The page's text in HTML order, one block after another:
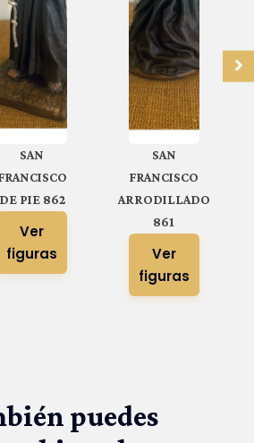
SAN
DE PIE 862
Ver
figuras
SAN
FRANCISCO
ARRODILLADO
861
Ver
figuras
puedes